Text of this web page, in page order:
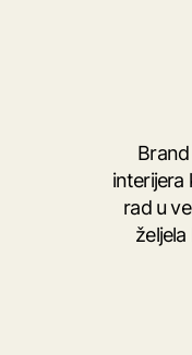
interijera
rad u